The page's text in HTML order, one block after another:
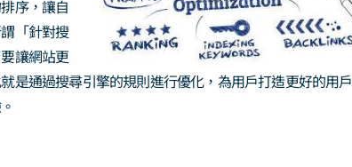
序，讓自
「針對搜
讓網站更
是通過搜尋引擎的規則進行優化，為用戶打造更好的用戶